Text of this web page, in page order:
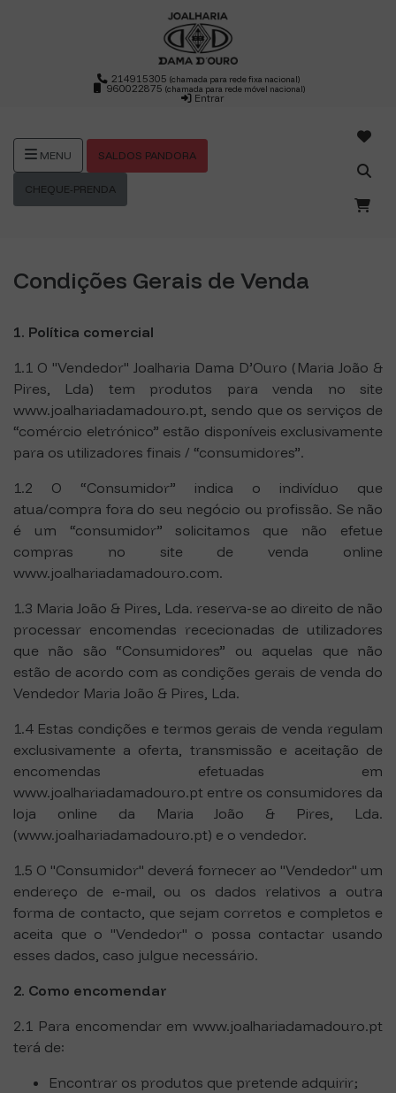
214915305(chamada para rede fixa nacional)
960022875 (chamada para rede móvel nacional)
Entrar
MENU SALDOS PANDORA
CHEQUE-PRENDA
Condições Gerais de Venda
1. Política comercial
1.1 O "Vendedor" Joalharia Dama D’Ouro (Maria João &
Pires, Lda) tem produtos para venda no site
www.joalhariadamadouro.pt, sendo que os serviços de
“comércio eletrónico” estão disponíveis exclusivamente
para os utilizadores finais / “consumidores”.
1.2 O “Consumidor” indica o indivíduo que
atua/compra fora do seu negócio ou profissão. Se não
é um “consumidor” solicitamos que não efetue
compras no site de venda online
www.joalhariadamadouro.com.
1.3 Maria João & Pires, Lda. reserva-se ao direito de não
processar encomendas rececionadas de utilizadores
que não são “Consumidores” ou aquelas que não
estão de acordo com as condições gerais de venda do
Vendedor Maria João & Pires, Lda.
1.4 Estas condições e termos gerais de venda regulam
exclusivamente a oferta, transmissão e aceitação de
encomendas efetuadas em
www.joalhariadamadouro.pt entre os consumidores da
loja online da Maria João & Pires, Lda.
(www.joalhariadamadouro.pt) e o vendedor.
1.5 O "Consumidor" deverá fornecer ao "Vendedor" um
endereço de e-mail, ou os dados relativos a outra
forma de contacto, que sejam corretos e completos e
aceita que o "Vendedor" o possa contactar usando
esses dados, caso julgue necessário.
2. Como encomendar
2.1 Para encomendar em www.joalhariadamadouro.pt
terá de:
Encontrar os produtos que pretende adquirir;